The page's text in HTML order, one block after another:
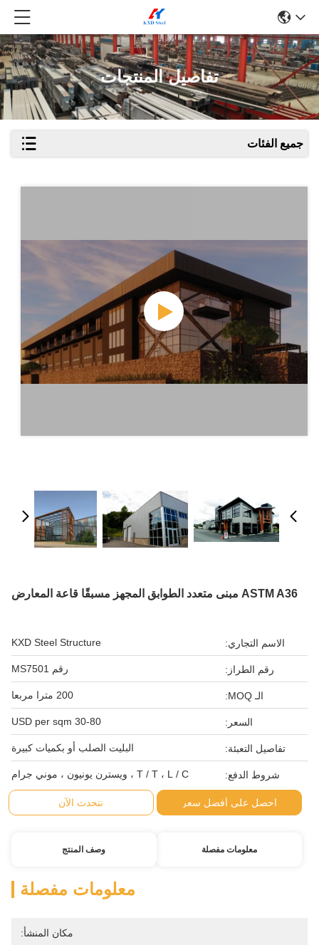
تفاصيل المنتجات
جميع الفئات
ASTM A36 مبنى متعدد الطوابق المجهز مسبقًا قاعة المعارض
الاسم التجاري: KXD Steel Structure
رقم الطراز: رقم MS7501
الـ MOQ: 200 مترا مربعا
السعر: 30-80 USD per sqm
تفاصيل التعبئة: البليت الصلب أو بكميات كبيرة
شروط الدفع: T / T ، L / C ، ويسترن يونيون ، موني جرام
احصل على أفضل سعر نتحدث الآن
معلومات مفصلة وصف المنتج
معلومات مفصلة
مكان المنشأ: